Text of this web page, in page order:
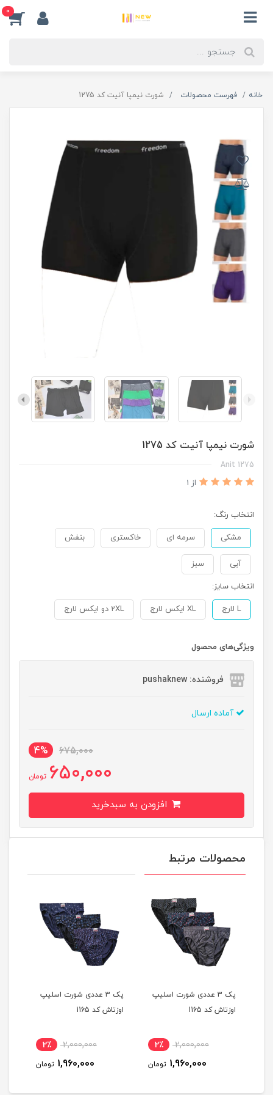
0
خانه فهرست محصولات شورت نیمپا آنیت کد 1275
شورت نیمپا آنیت کد 1275
Anit 1275
از 1
انتخاب رنگ:
مشکی سرمه ای خاکستری بنفش
آبی سبز
انتخاب سایز:
L لارج XL ایکس لارج 2XL دو ایکس لارج
ویژگی‌های محصول
فروشنده: pushaknew
آماده ارسال
675,000
4%
650,000 تومان
محصولات مرتبط
پک 3 عددی شورت اسلیپ
اوزتاش کد 1165
2,000,000 2٪
1,960,000 تومان
پک 3 عددی شورت اسلیپ
اوزتاش کد 1165
2,000,000 2٪
1,960,000 تومان